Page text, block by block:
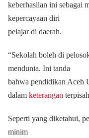
keberhasilan ini sebagai
kepercayaan diri
pelajar di daerah.
“Sekolah boleh di
mendunia. Ini tanda
bahwa pendidikan Aceh
dalam keterangan
Seperti yang diketahui,
minim